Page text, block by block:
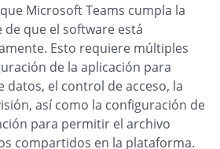
Microsoft Teams cumpla la
de que el software está
Esto requiere múltiples
de la aplicación para
el control de acceso, la
así como la configuración de
para permitir el archivo
compartidos en la plataforma.